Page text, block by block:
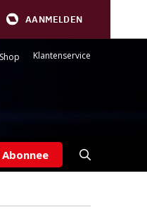
AANMELDEN
Shop Klantenservice